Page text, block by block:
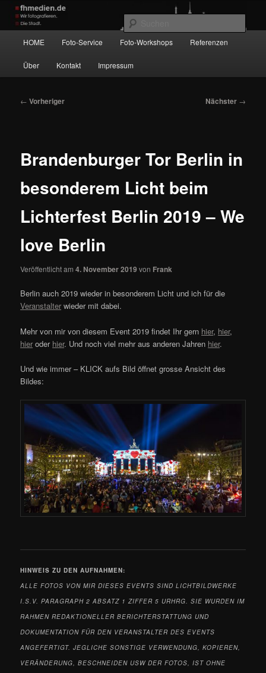
Zum
primären
Inhalt
springen
Wir fotografieren die Hauptstadt!
HOME Foto-Service Foto-Workshops Referenzen
Über Kontakt Impressum
Beitragsnavigation
← Vorheriger Nächster →
Brandenburger Tor Berlin in
besonderem Licht beim
Lichterfest Berlin 2019 – We
love Berlin
Veröffentlicht am4. November 2019 von Frank
Berlin auch 2019 wieder in besonderem Licht und ich für die
Veranstalter wieder mit dabei.
Mehr von mir von diesem Event 2019 findet Ihr gern hier, hier,
hier oder hier. Und noch viel mehr aus anderen Jahren hier.
Und wie immer – KLICK aufs Bild öffnet grosse Ansicht des
Bildes:
HINWEIS ZU DEN AUFNAHMEN:
ALLE FOTOS VON MIR DIESES EVENTS SIND LICHTBILDWERKE
I.S.V. PARAGRAPH 2 ABSATZ 1 ZIFFER 5 URHRG. SIE WURDEN IM
RAHMEN REDAKTIONELLER BERICHTERSTATTUNG UND
DOKUMENTATION FÜR DEN VERANSTALTER DES EVENTS
ANGEFERTIGT. JEGLICHE SONSTIGE VERWENDUNG, KOPIEREN,
VERÄNDERUNG, BESCHNEIDEN USW DER FOTOS, IST OHNE